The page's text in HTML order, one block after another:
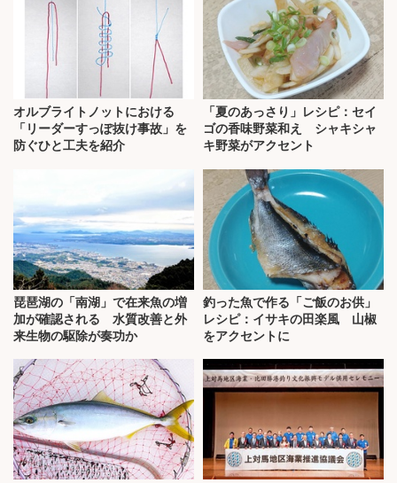
オルブライトノットにおける
「リーダーすっぽ抜け事故」を
防ぐひと工夫を紹介
「夏のあっさり」レシピ：セイ
ゴの香味野菜和え シャキシャ
キ野菜がアクセント
琵琶湖の「南湖」で在来魚の増
加が確認される 水質改善と外
来生物の駆除が奏功か
釣った魚で作る「ご飯のお供」
レシピ：イサキの田楽風 山椒
をアクセントに